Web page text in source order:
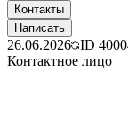
Контакты
Написать
26.06.2026 ID
Контактное лицо